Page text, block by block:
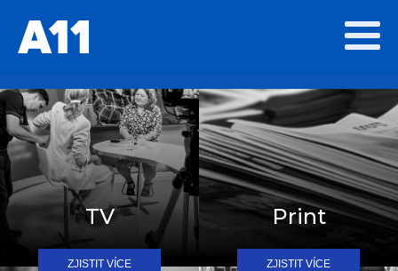
TV
ZJISTIT VÍCE
Print
ZJISTIT VÍCE